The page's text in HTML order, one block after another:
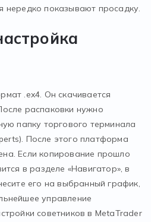
нередко показывают просадку.
.ex4. Он скачивается
распаковки нужно
папку торгового терминала
После этого платформа
Если копирование прошло
в разделе «Навигатор», в
его на выбранный график,
управление
советников в MetaTrader